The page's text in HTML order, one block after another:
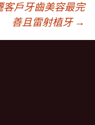
戶牙齒美容最完
善且雷射植牙 →